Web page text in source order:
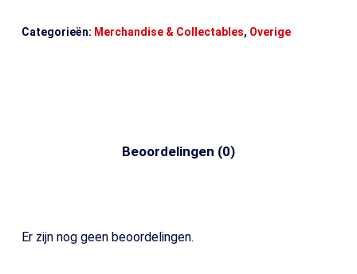
Categorieën: Merchandise & Collectables, Overige
Beoordelingen (0)
Er zijn nog geen beoordelingen.